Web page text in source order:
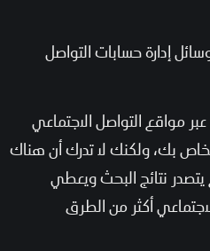
إدارة حسابات التواصل
مواقع التواصل الاجتماعي
بك، ولكنك لا تدرك أن هناك
نتائج البحث ويعطي
أكثر من الطرق